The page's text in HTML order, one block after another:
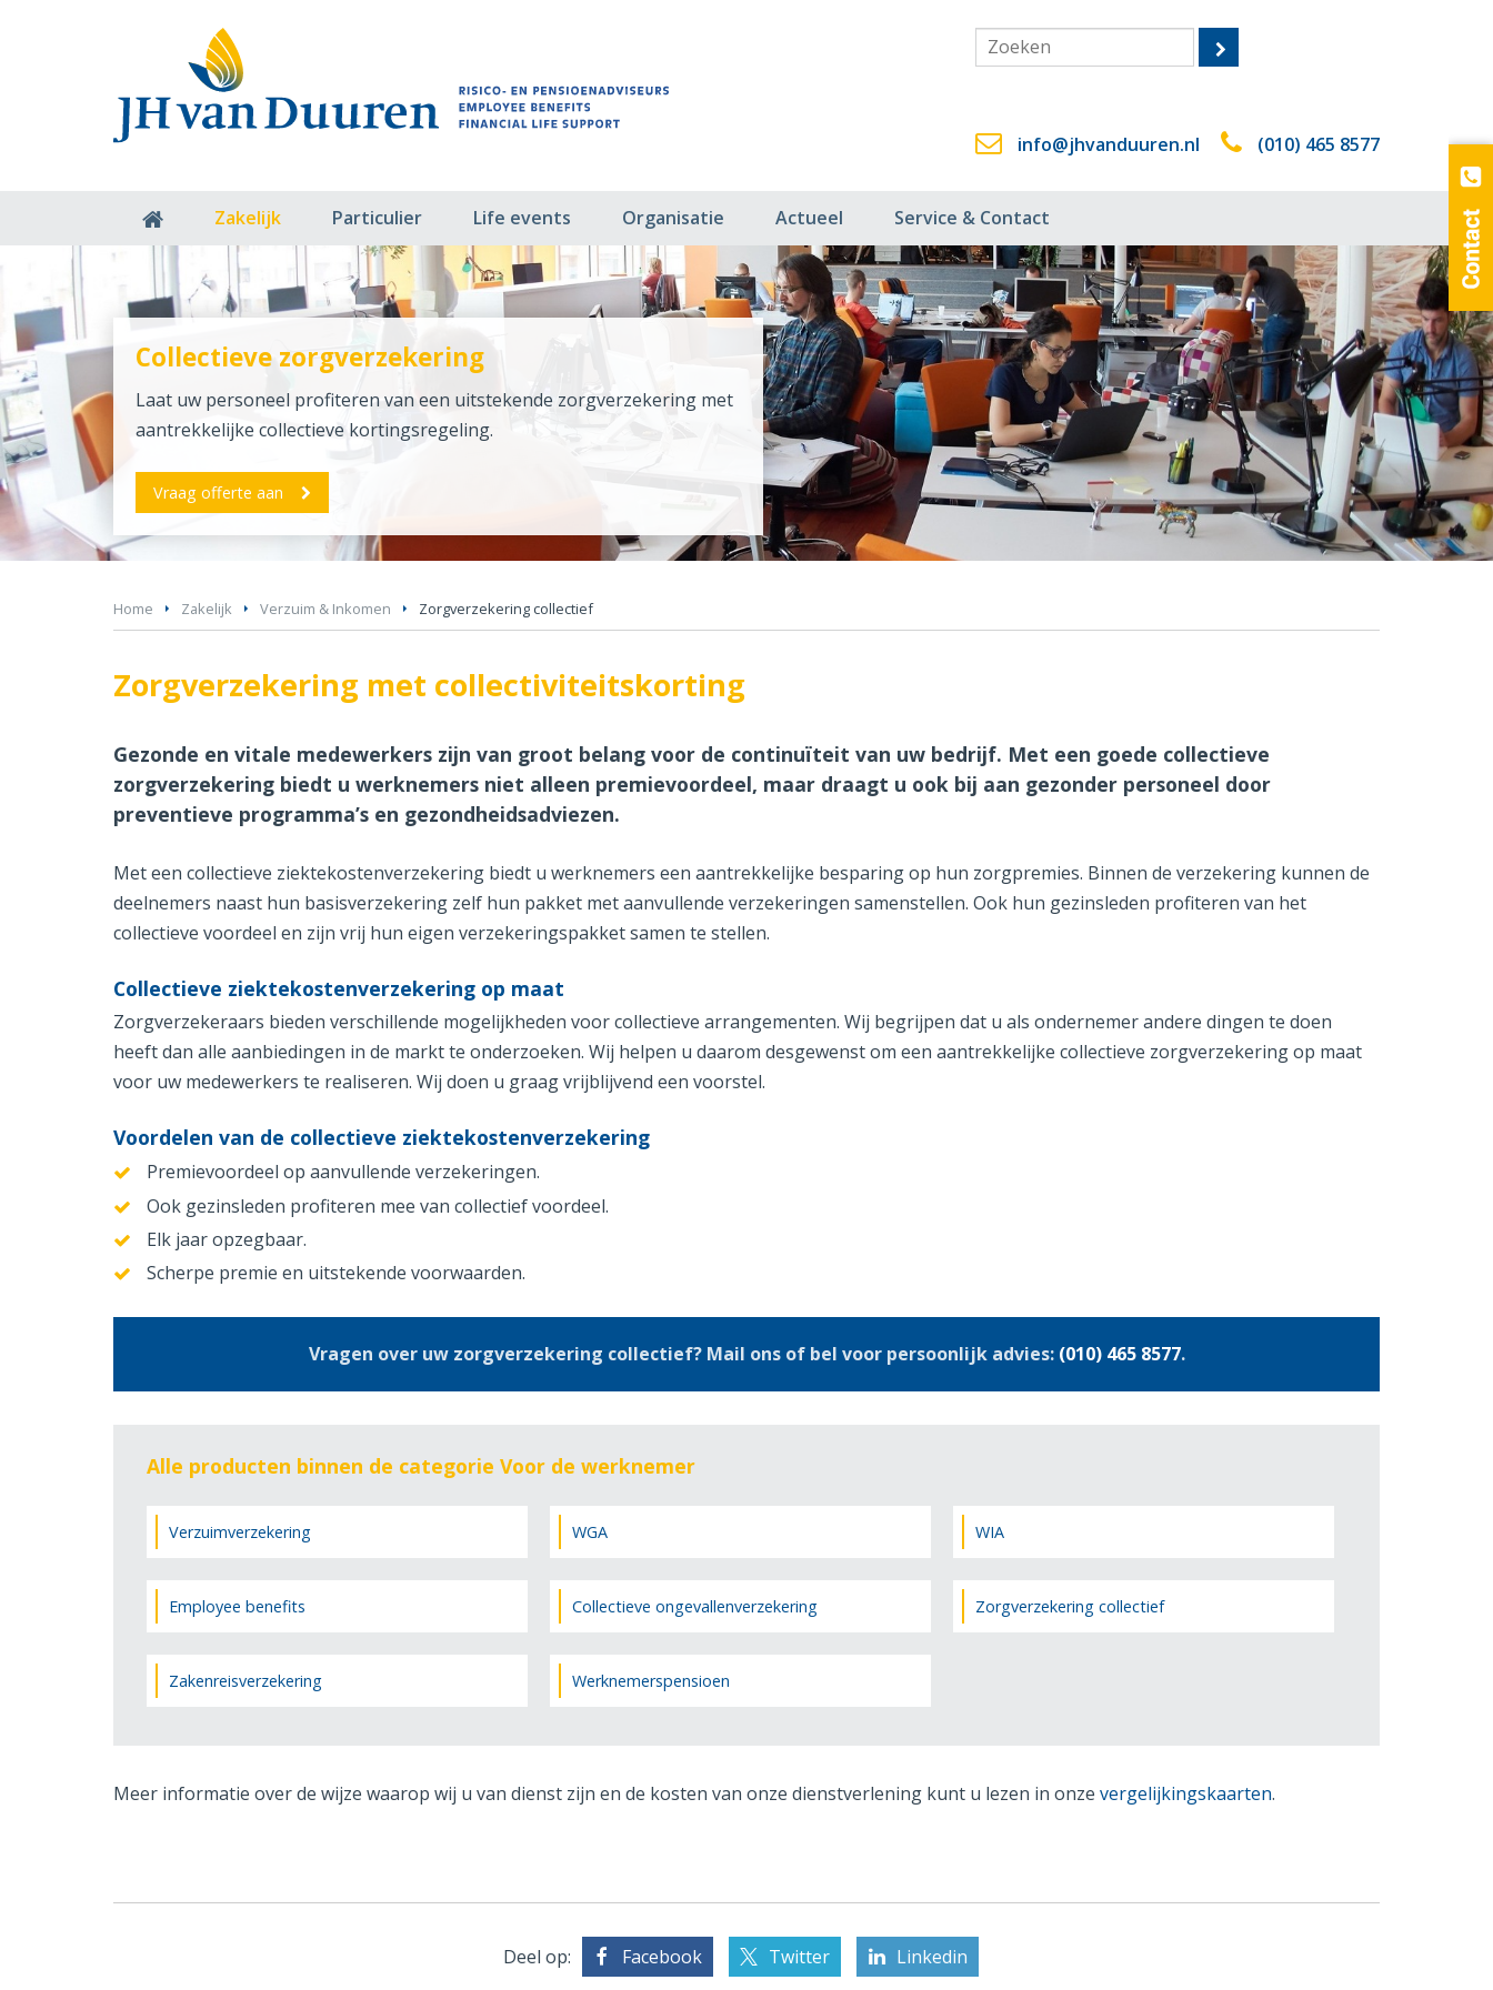
info@jhvanduuren.nl (010) 465 8577
Zakelijk Particulier Life events Organisatie Actueel Service & Contact
Collectieve zorgverzekering
Laat uw personeel profiteren van een uitstekende zorgverzekering met
aantrekkelijke collectieve kortingsregeling.
Vraag offerte aan
Home Zakelijk Verzuim & Inkomen Zorgverzekering collectief
Zorgverzekering met collectiviteitskorting
Gezonde en vitale medewerkers zijn van groot belang voor de continuïteit van uw bedrijf. Met een goede collectieve
zorgverzekering biedt u werknemers niet alleen premievoordeel, maar draagt u ook bij aan gezonder personeel door
preventieve programma’s en gezondheidsadviezen.
Met een collectieve ziektekostenverzekering biedt u werknemers een aantrekkelijke besparing op hun zorgpremies. Binnen de verzekering kunnen de
deelnemers naast hun basisverzekering zelf hun pakket met aanvullende verzekeringen samenstellen. Ook hun gezinsleden profiteren van het
collectieve voordeel en zijn vrij hun eigen verzekeringspakket samen te stellen.
Collectieve ziektekostenverzekering op maat
Zorgverzekeraars bieden verschillende mogelijkheden voor collectieve arrangementen. Wij begrijpen dat u als ondernemer andere dingen te doen
heeft dan alle aanbiedingen in de markt te onderzoeken. Wij helpen u daarom desgewenst om een aantrekkelijke collectieve zorgverzekering op maat
voor uw medewerkers te realiseren. Wij doen u graag vrijblijvend een voorstel.
Voordelen van de collectieve ziektekostenverzekering
Premievoordeel op aanvullende verzekeringen.
Ook gezinsleden profiteren mee van collectief voordeel.
Elk jaar opzegbaar.
Scherpe premie en uitstekende voorwaarden.
Vragen over uw zorgverzekering collectief? Mail ons of bel voor persoonlijk advies: (010) 465 8577.
Alle producten binnen de categorie Voor de werknemer
Verzuimverzekering WGA WIA
Employee benefits Collectieve ongevallenverzekering Zorgverzekering collectief
Zakenreisverzekering Werknemerspensioen
Meer informatie over de wijze waarop wij u van dienst zijn en de kosten van onze dienstverlening kunt u lezen in onze vergelijkingskaarten.
Deel op: Facebook Twitter Linkedin